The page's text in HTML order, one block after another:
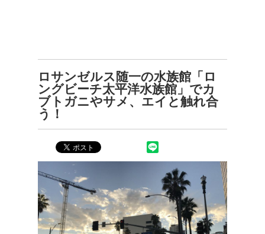
ロサンゼルス随一の水族館「ロ
ングビーチ太平洋水族館」でカ
ブトガニやサメ、エイと触れ合
う！